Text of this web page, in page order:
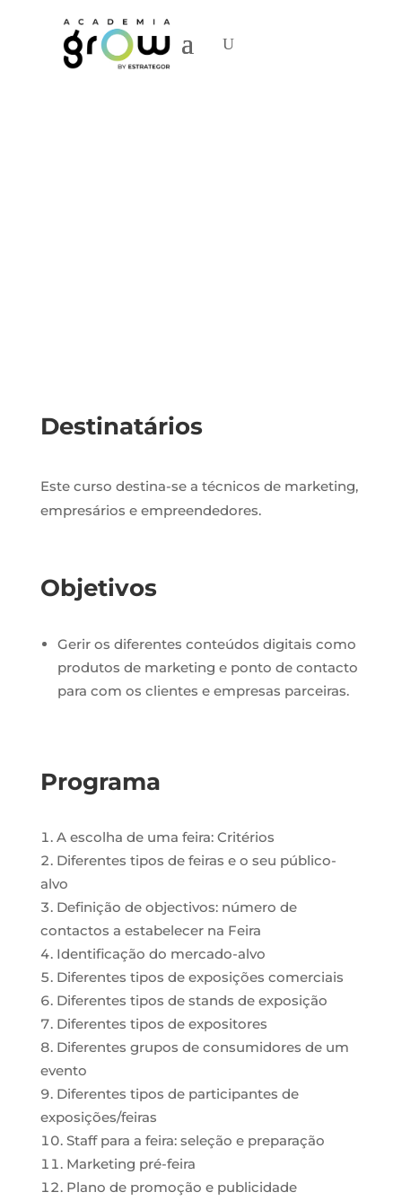
Destinatários
Este curso destina-se a técnicos de marketing,
empresários e empreendedores.
Objetivos
Gerir os diferentes conteúdos digitais como
produtos de marketing e ponto de contacto
para com os clientes e empresas parceiras.
Programa
A escolha de uma feira: Critérios
Diferentes tipos de feiras e o seu público-
alvo
Definição de objectivos: número de
contactos a estabelecer na Feira
Identificação do mercado-alvo
Diferentes tipos de exposições comerciais
Diferentes tipos de stands de exposição
Diferentes tipos de expositores
Diferentes grupos de consumidores de um
evento
Diferentes tipos de participantes de
exposições/feiras
Staff para a feira: seleção e preparação
Marketing pré-feira
Plano de promoção e publicidade